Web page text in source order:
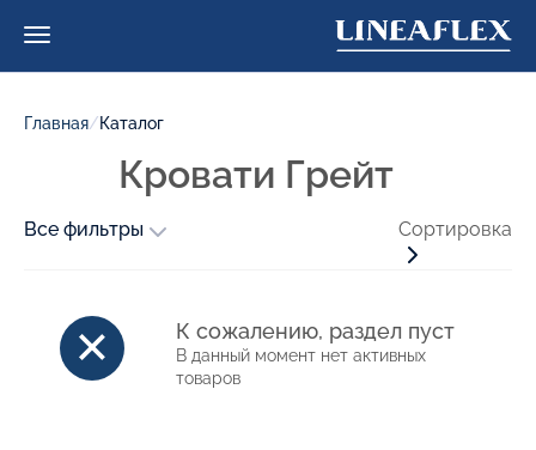
Главная/Каталог
Кровати Грейт
Все фильтры Сортировка
К сожалению, раздел пуст
В данный момент нет активных
товаров